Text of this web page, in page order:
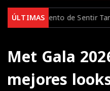
ÚLTIMAS
álbum con Drake,
Met Gala
mejores